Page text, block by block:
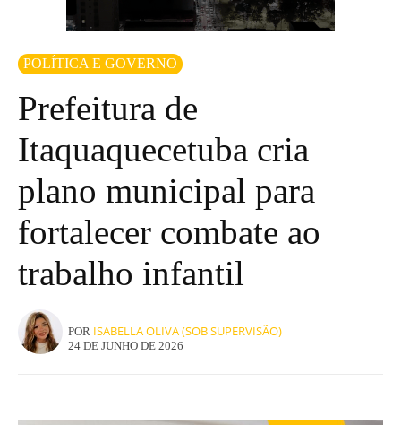
POLÍTICA E GOVERNO
Prefeitura de
Itaquaquecetuba cria
plano municipal para
fortalecer combate ao
trabalho infantil
POR ISABELLA OLIVA (SOB SUPERVISÃO)
24 DE JUNHO DE 2026